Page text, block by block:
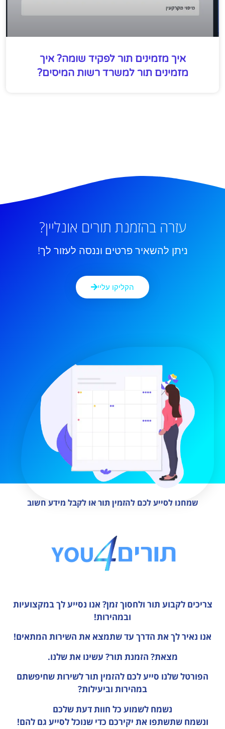
איך מזמינים תור לפקיד שומה? איך
מזמינים תור למשרד רשות המיסים?
עזרה בהזמנת תורים אונליין?
ניתן להשאיר פרטים וננסה לעזור לך!
הקליקו עליי
שמחנו לסייע לכם להזמין תור או לקבל מידע חשוב
צריכים לקבוע תור ולחסוך זמן? אנו נסייע לך במקצועיות
ובמהירות!
אנו נאיר לך את הדרך עד שתמצא את השירות המתאים!
מצאת? הזמנת תור? עשינו את שלנו.
הפורטל שלנו סייע לכם להזמין תור לשירות שחיפשתם
במהירות וביעילות?
נשמח לשמוע כל חוות דעתשלכם
ונשמח שתשתפו את יקירכם כדי שנוכל לסייע גם להם!